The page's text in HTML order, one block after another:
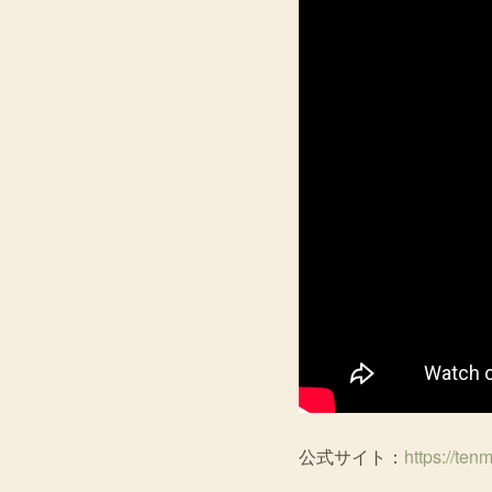
公式サイト： https://